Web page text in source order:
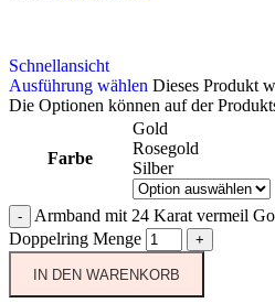
Schnellansicht
Ausführung wählen Dieses Produkt
Die Optionen können auf der
Farbe
Gold
Rosegold
Silber
-
Armband mit 24 Karat vermeil
Doppelring Menge
+
IN DEN WARENKORB